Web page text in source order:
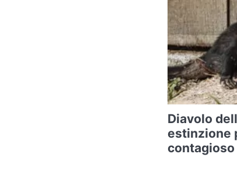
Diavolo
estinzione
contagioso